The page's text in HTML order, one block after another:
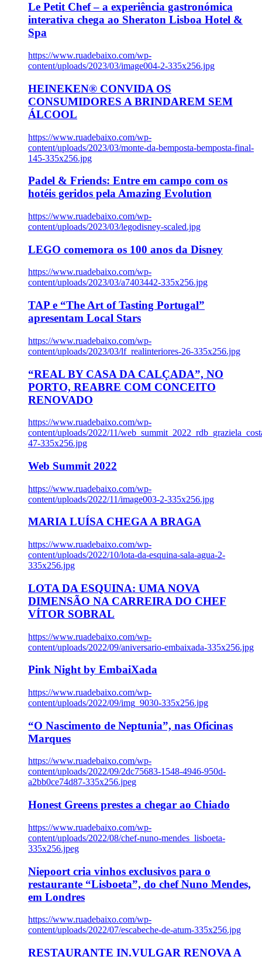
Le Petit Chef – a experiência gastronómica
interativa chega ao Sheraton Lisboa Hotel &
Spa
https://www.ruadebaixo.com/wp-
content/uploads/2023/03/image004-2-335x256.jpg
HEINEKEN® CONVIDA OS
CONSUMIDORES A BRINDAREM SEM
ÁLCOOL
https://www.ruadebaixo.com/wp-
content/uploads/2023/03/monte-da-bemposta-bemposta-final-
145-335x256.jpg
Padel & Friends: Entre em campo com os
hotéis geridos pela Amazing Evolution
https://www.ruadebaixo.com/wp-
content/uploads/2023/03/legodisney-scaled.jpg
LEGO comemora os 100 anos da Disney
https://www.ruadebaixo.com/wp-
content/uploads/2023/03/a7403442-335x256.jpg
TAP e “The Art of Tasting Portugal”
apresentam Local Stars
https://www.ruadebaixo.com/wp-
content/uploads/2023/03/lf_realinteriores-26-335x256.jpg
“REAL BY CASA DA CALÇADA”, NO
PORTO, REABRE COM CONCEITO
RENOVADO
https://www.ruadebaixo.com/wp-
content/uploads/2022/11/
47-335x256.jpg
Web Summit 2022
https://www.ruadebaixo.com/wp-
content/uploads/2022/11/image003-2-335x256.jpg
MARIA LUÍSA CHEGA A BRAGA
https://www.ruadebaixo.com/wp-
content/uploads/2022/10/lota-da-esquina-sala-agua-2-
335x256.jpg
LOTA DA ESQUINA: UMA NOVA
DIMENSÃO NA CARREIRA DO CHEF
VÍTOR SOBRAL
https://www.ruadebaixo.com/wp-
content/uploads/2022/09/aniversario-embaixada-335x256.jpg
Pink Night by EmbaiXada
https://www.ruadebaixo.com/wp-
content/uploads/2022/09/img_9030-335x256.jpg
“O Nascimento de Neptunia”, nas Oficinas
Marques
https://www.ruadebaixo.com/wp-
content/uploads/2022/09/2dc75683-1548-4946-950d-
a2bb0ce74d87-335x256.jpeg
Honest Greens prestes a chegar ao Chiado
https://www.ruadebaixo.com/wp-
content/uploads/2022/08/chef-nuno-mendes_lisboeta-
335x256.jpeg
Niepoort cria vinhos exclusivos para o
restaurante “Lisboeta”, do chef Nuno Mendes,
em Londres
https://www.ruadebaixo.com/wp-
content/uploads/2022/07/escabeche-de-atum-335x256.jpg
RESTAURANTE IN.VULGAR RENOVA A